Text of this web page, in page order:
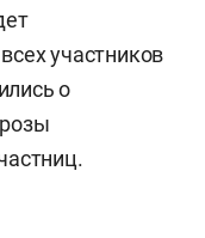
участников
о